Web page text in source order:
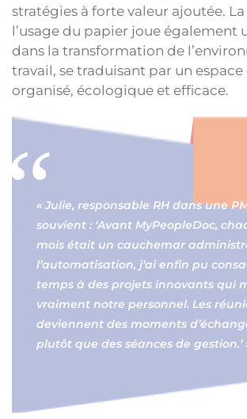
stratégies à forte valeur ajoutée.
l’usage du papier joue également
dans la transformation de
travail, se traduisant par un
organisé, écologique et efficace.
« Julie, responsable RH dans une
souvient : ‘Avant MyPeopleDoc,
mois était un cauchemar
l’automatisation, j’ai enfin pu
temps à des projets innovants qui
vraiment notre personnel. Les
deviennent des moments
plutôt que des séances de gestion.’